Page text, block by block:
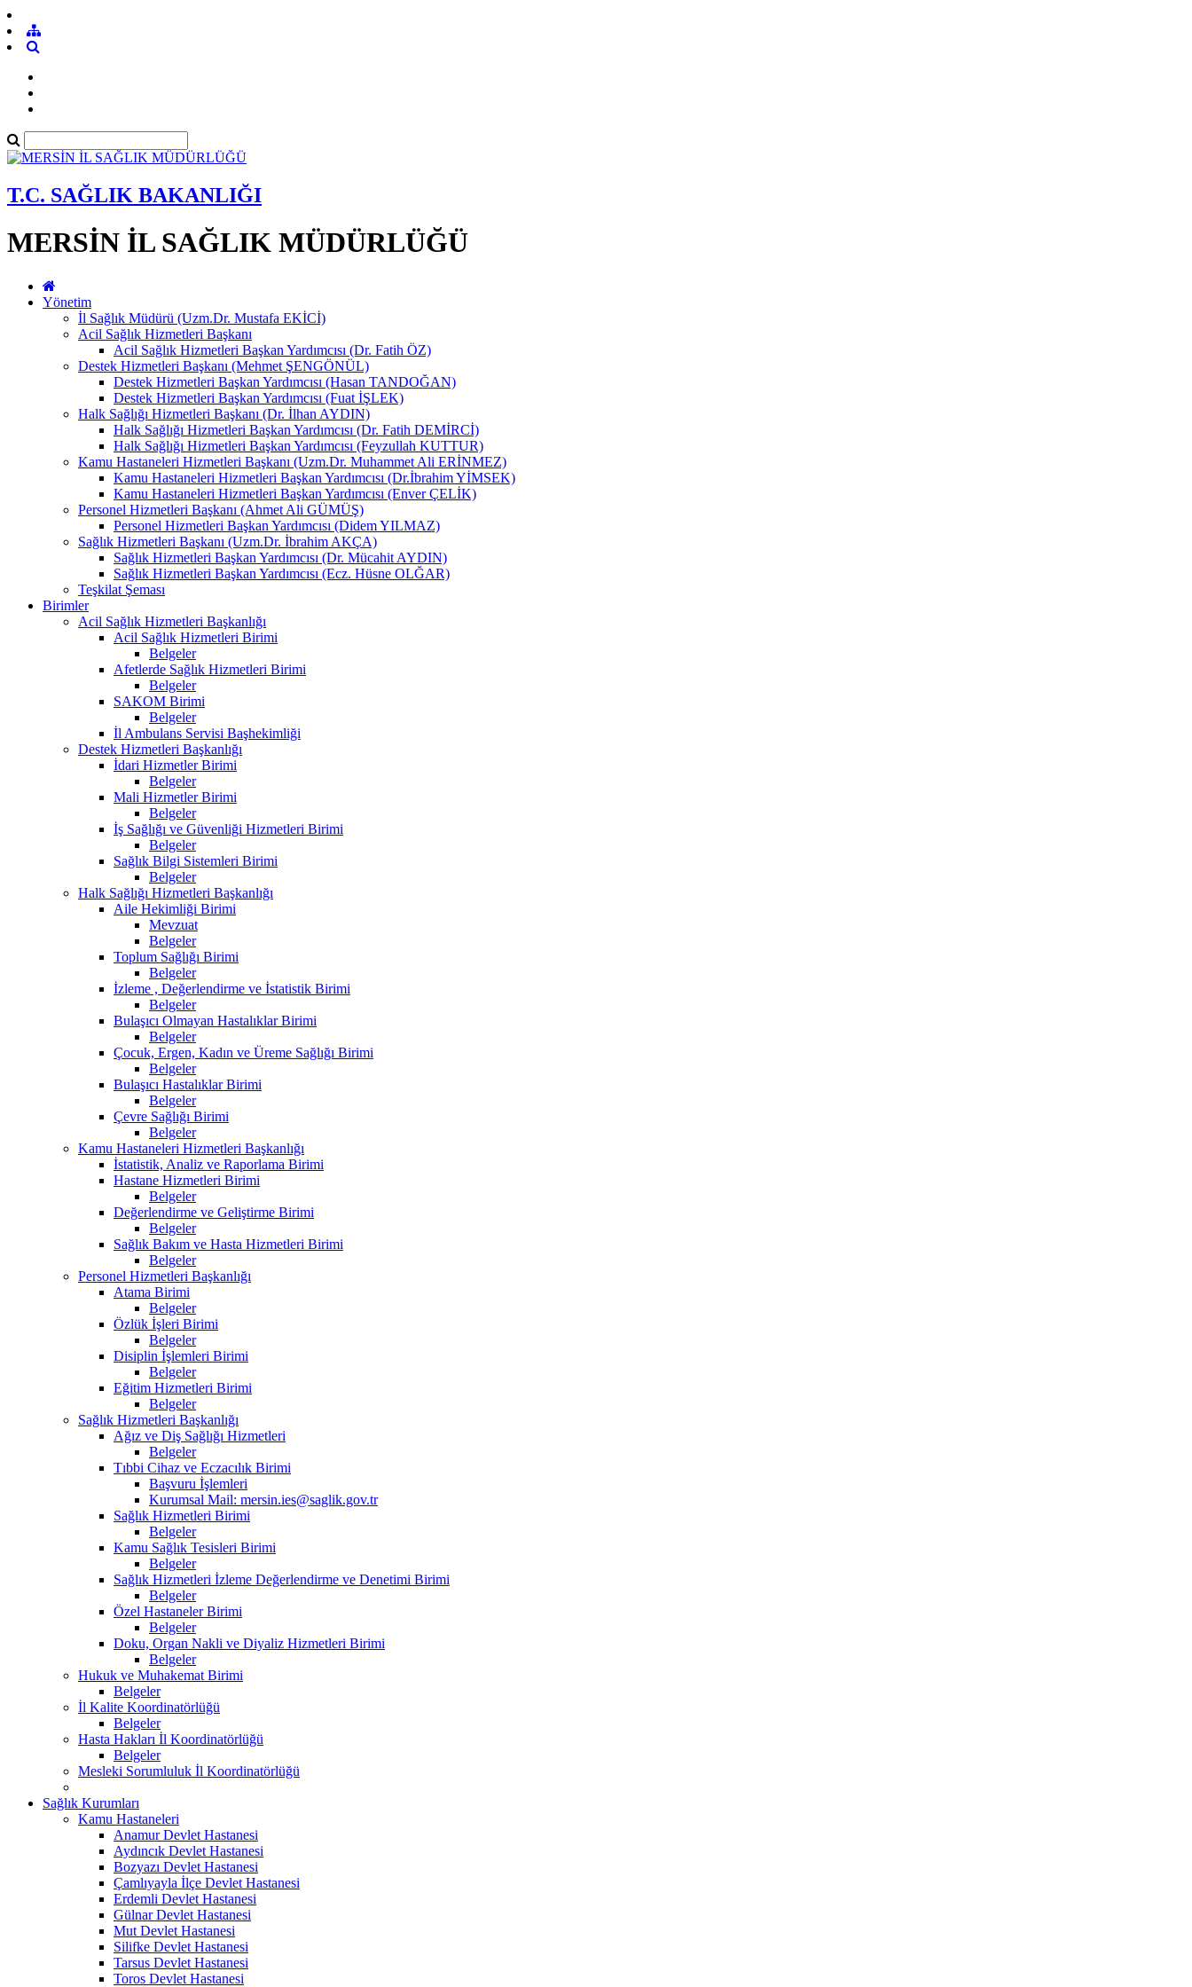
T.C. SAĞLIK BAKANLIĞI
MERSİN İL SAĞLIK MÜDÜRLÜĞÜ
Yönetim
İl Sağlık Müdürü (Uzm.Dr. Mustafa EKİCİ)
Acil Sağlık Hizmetleri Başkanı
Acil Sağlık Hizmetleri Başkan Yardımcısı (Dr. Fatih ÖZ)
Destek Hizmetleri Başkanı (Mehmet ŞENGÖNÜL)
Destek Hizmetleri Başkan Yardımcısı (Hasan TANDOĞAN)
Destek Hizmetleri Başkan Yardımcısı (Fuat İŞLEK)
Halk Sağlığı Hizmetleri Başkanı (Dr. İlhan AYDIN)
Halk Sağlığı Hizmetleri Başkan Yardımcısı (Dr. Fatih DEMİRCİ)
Halk Sağlığı Hizmetleri Başkan Yardımcısı (Feyzullah KUTTUR)
Kamu Hastaneleri Hizmetleri Başkanı (Uzm.Dr. Muhammet Ali ERİNMEZ)
Kamu Hastaneleri Hizmetleri Başkan Yardımcısı (Dr.İbrahim YİMSEK)
Kamu Hastaneleri Hizmetleri Başkan Yardımcısı (Enver ÇELİK)
Personel Hizmetleri Başkanı (Ahmet Ali GÜMÜŞ)
Personel Hizmetleri Başkan Yardımcısı (Didem YILMAZ)
Sağlık Hizmetleri Başkanı (Uzm.Dr. İbrahim AKÇA)
Sağlık Hizmetleri Başkan Yardımcısı (Dr. Mücahit AYDIN)
Sağlık Hizmetleri Başkan Yardımcısı (Ecz. Hüsne OLĞAR)
Teşkilat Şeması
Birimler
Acil Sağlık Hizmetleri Başkanlığı
Acil Sağlık Hizmetleri Birimi
Belgeler
Afetlerde Sağlık Hizmetleri Birimi
Belgeler
SAKOM Birimi
Belgeler
İl Ambulans Servisi Başhekimliği
Destek Hizmetleri Başkanlığı
İdari Hizmetler Birimi
Belgeler
Mali Hizmetler Birimi
Belgeler
İş Sağlığı ve Güvenliği Hizmetleri Birimi
Belgeler
Sağlık Bilgi Sistemleri Birimi
Belgeler
Halk Sağlığı Hizmetleri Başkanlığı
Aile Hekimliği Birimi
Mevzuat
Belgeler
Toplum Sağlığı Birimi
Belgeler
İzleme , Değerlendirme ve İstatistik Birimi
Belgeler
Bulaşıcı Olmayan Hastalıklar Birimi
Belgeler
Çocuk, Ergen, Kadın ve Üreme Sağlığı Birimi
Belgeler
Bulaşıcı Hastalıklar Birimi
Belgeler
Çevre Sağlığı Birimi
Belgeler
Kamu Hastaneleri Hizmetleri Başkanlığı
İstatistik, Analiz ve Raporlama Birimi
Hastane Hizmetleri Birimi
Belgeler
Değerlendirme ve Geliştirme Birimi
Belgeler
Sağlık Bakım ve Hasta Hizmetleri Birimi
Belgeler
Personel Hizmetleri Başkanlığı
Atama Birimi
Belgeler
Özlük İşleri Birimi
Belgeler
Disiplin İşlemleri Birimi
Belgeler
Eğitim Hizmetleri Birimi
Belgeler
Sağlık Hizmetleri Başkanlığı
Ağız ve Diş Sağlığı Hizmetleri
Belgeler
Tıbbi Cihaz ve Eczacılık Birimi
Başvuru İşlemleri
Kurumsal Mail: mersin.ies@saglik.gov.tr
Sağlık Hizmetleri Birimi
Belgeler
Kamu Sağlık Tesisleri Birimi
Belgeler
Sağlık Hizmetleri İzleme Değerlendirme ve Denetimi Birimi
Belgeler
Özel Hastaneler Birimi
Belgeler
Doku, Organ Nakli ve Diyaliz Hizmetleri Birimi
Belgeler
Hukuk ve Muhakemat Birimi
Belgeler
İl Kalite Koordinatörlüğü
Belgeler
Hasta Hakları İl Koordinatörlüğü
Belgeler
Mesleki Sorumluluk İl Koordinatörlüğü
Sağlık Kurumları
Kamu Hastaneleri
Anamur Devlet Hastanesi
Aydıncık Devlet Hastanesi
Bozyazı Devlet Hastanesi
Çamlıyayla İlçe Devlet Hastanesi
Erdemli Devlet Hastanesi
Gülnar Devlet Hastanesi
Mut Devlet Hastanesi
Silifke Devlet Hastanesi
Tarsus Devlet Hastanesi
Toros Devlet Hastanesi